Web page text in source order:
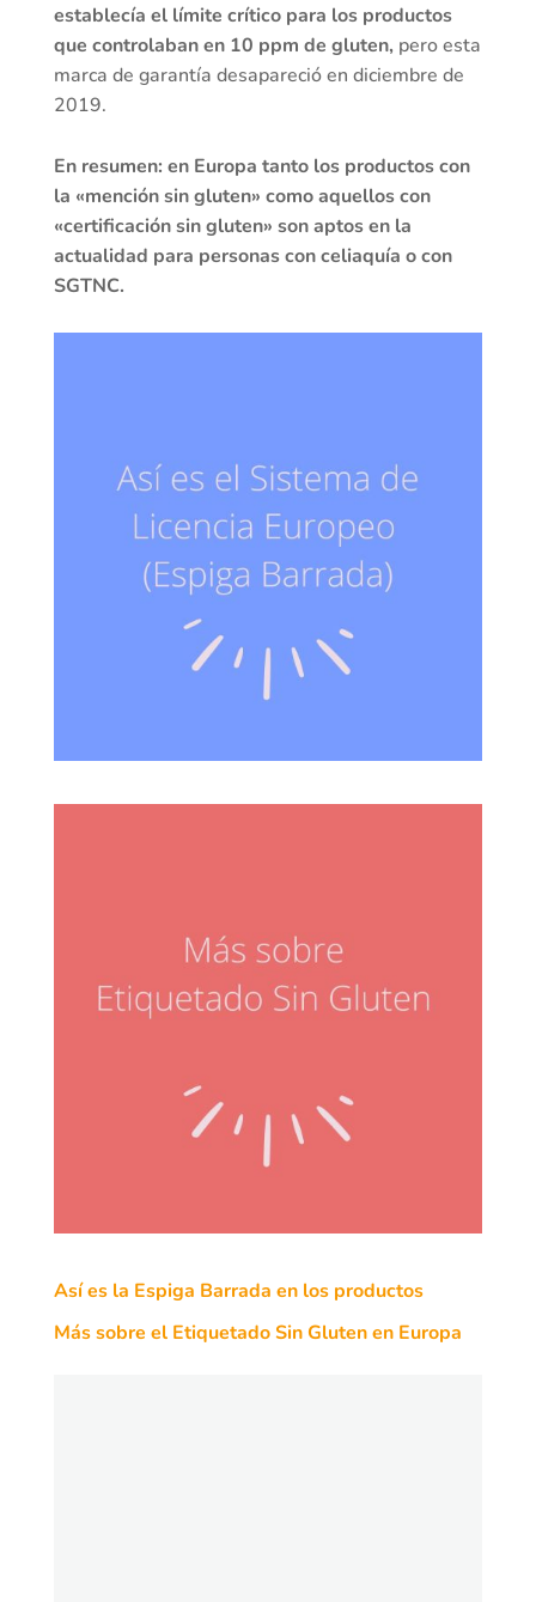
establecía el límite crítico para los productos
que controlaban en 10 ppm de gluten, pero esta
marca de garantía desapareció en diciembre de
2019.
En resumen: en Europa tanto los productos con
la «mención sin gluten» como aquellos con
«certificación sin gluten» son aptos en la
actualidad para personas con celiaquía o con
SGTNC.
Así es la Espiga Barrada en los productos
Más sobre el Etiquetado Sin Gluten en Europa